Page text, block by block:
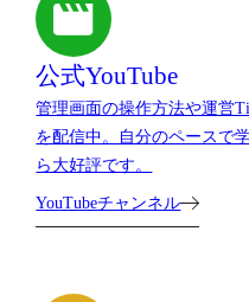
公式YouTube
管理画面の操作方法や運営
を配信中。自分のペースで
ら大好評です。
YouTubeチャンネル